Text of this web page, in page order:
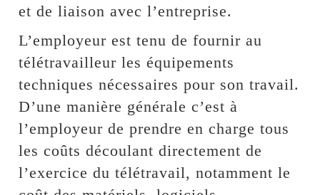
et de liaison avec l’entreprise.
L’employeur est tenu de fournir au
télétravailleur les équipements
techniques nécessaires pour son travail.
D’une manière générale c’est à
l’employeur de prendre en charge tous
les coûts découlant directement de
l’exercice du télétravail, notamment le